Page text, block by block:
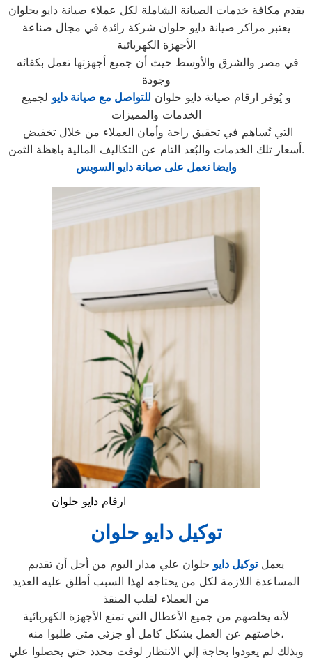
يقدم مكافة خدمات الصيانة الشاملة لكل عملاء صيانة دايو بحلوان
يعتبر مراكز صيانة دايو حلوان شركة رائدة في مجال صناعة
الأجهزة الكهربائية
وجودة
و يُوفر ارقام صيانة دايو حلوان للتواصل مع صيانة دايو لجميع
الخدمات والمميزات
أسعار تلك الخدمات والبُعد التام عن التكاليف المالية باهظة الثمن.
وايضا نعمل على صيانة دايو السويس
ارقام دايو حلوان
توكيل دايو حلوان
يعملتوكيل دايو حلوان علي مدار اليوم من أجل أن تقديم
المساعدة اللازمة لكل من يحتاجه لهذا السبب أطلق عليه العديد
من العملاء لقلب المنقذ
لأنه يخلصهم من جميع الأعطال التي تمنع الأجهزة الكهربائية
خاصتهم عن العمل بشكل كامل أو جزئي متي طلبوا منه،
وبذلك لم يعودوا بحاجة إلي الانتظار لوقت محدد حتي يحصلوا علي